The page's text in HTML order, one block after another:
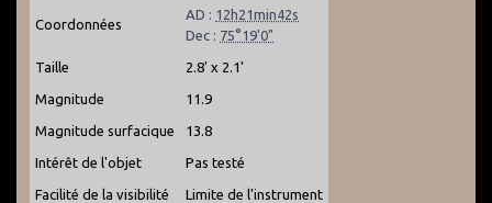
Coordonnées
AD : 12h21min42s
Dec : 75°19'0"
Taille 2.8' x 2.1'
Magnitude 11.9
Magnitude surfacique 13.8
Intérêt de l'objet Pas testé
Facilité de la visibilité Limite de l'instrument